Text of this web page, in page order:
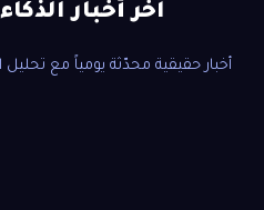
آخر أخبار
أخبار حقيقية محدّثة يومياً مع